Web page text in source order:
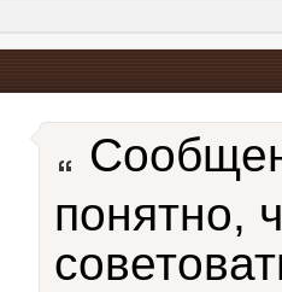
понятно,